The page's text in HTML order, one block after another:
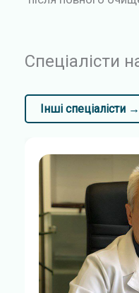
Спеціалісти
Інші спеціалісти →